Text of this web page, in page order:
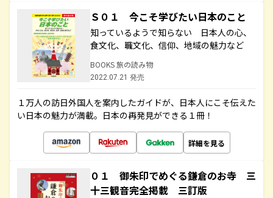
Ｓ０１ 今こそ学びたい日本のこと
知っているようで知らない 日本人の心、
食文化、職文化、信仰、地域の魅力など
BOOKS 旅の読み物
2022.07.21 発売
１万人の訪日外国人を案内したガイドが、日本人にこそ伝えた
い日本の魅力が満載。日本の再発見ができる１冊！
詳細を見る
０１ 御朱印でめぐる鎌倉のお寺 三
十三観音完全掲載 三訂版